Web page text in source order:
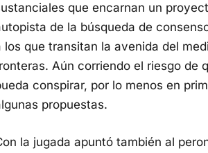
que encarnan un
de la búsqueda de
los que transitan la avenida del
Aún corriendo el riesgo de
conspirar, por lo menos en
propuestas.
la jugada apuntó también al